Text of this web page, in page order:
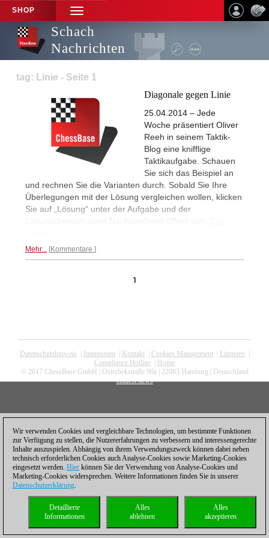
SHOP
TOGGLE
NAVIGATION
Schach
Nachrichten
tag: Linie - Seite 1
Diagonale gegen Linie
25.04.2014 – Jede
Woche präsentiert Oliver
Reeh in seinem Taktik-
Blog eine knifflige
Taktikaufgabe. Schauen
Sie sich das Beispiel an
und rechnen Sie die Varianten durch. Sobald Sie Ihre
Überlegungen mit der Lösung vergleichen wollen, klicken
Sie auf „Lösung“ unter der Aufgabe und der
Lösungsbereich samt Nachspielbrett öffnet sich. Zur
Mehr... Kommentare
1
Datenschutzhinweis Impressum| Kontakt| Cookies Management| Lizenzen
Compliance Hotline
Home
© 2017 ChessBase GmbH | Osterbekstraße 90a | 22083 Hamburg | Deutschland
coldest news
Wir verwenden Cookies und vergleichbare Technologien, um bestimmte Funktionen
zur Verfügung zu stellen, die Nutzererfahrungen zu verbessern und interessengerechte
Inhalte auszuspielen. Abhängig von ihrem Verwendungszweck können dabei neben
technisch erforderlichen Cookies auch Analyse-Cookies sowie Marketing-Cookies
eingesetzt werden. Hier können Sie der Verwendung von Analyse-Cookies und
Marketing-Cookies widersprechen. Weitere Informationen finden Sie in unserer
Datenschutzerklärung.
Alles
akzeptieren
Alles
ablehnen
Detaillierte
Informationen